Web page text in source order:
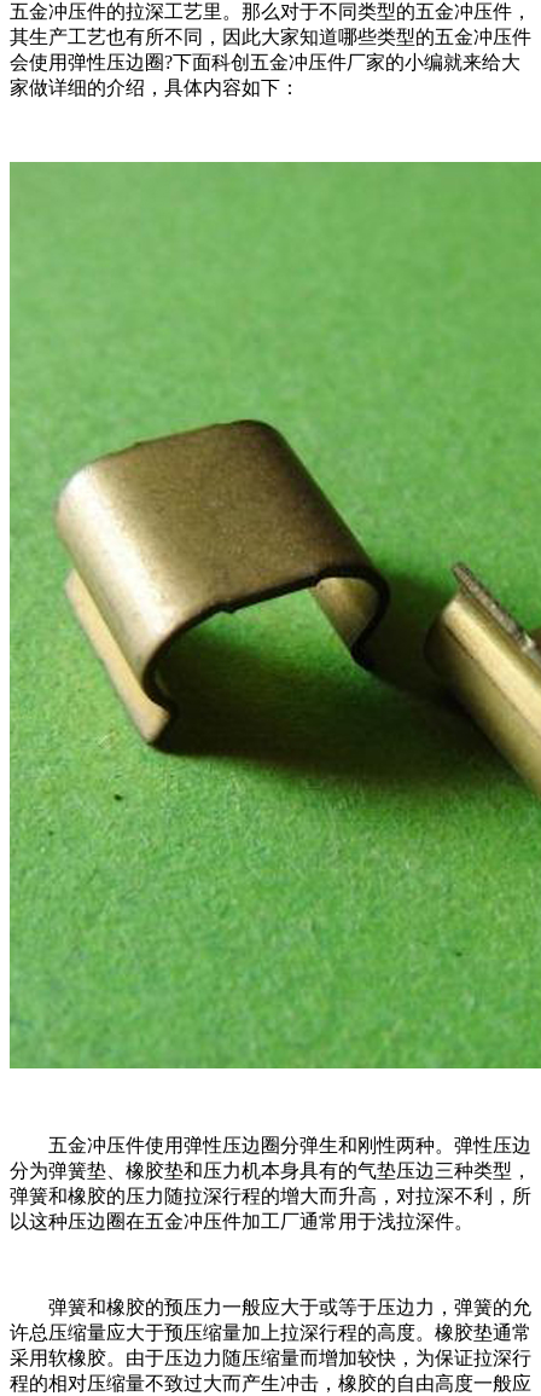
五金冲压件的拉深工艺里。那么对于不同类型的五金冲压件，
其生产工艺也有所不同，因此大家知道哪些类型的五金冲压件
会使用弹性压边圈?下面科创五金冲压件厂家的小编就来给大
家做详细的介绍，具体内容如下：
五金冲压件使用弹性压边圈分弹生和刚性两种。弹性压边
分为弹簧垫、橡胶垫和压力机本身具有的气垫压边三种类型，
弹簧和橡胶的压力随拉深行程的增大而升高，对拉深不利，所
以这种压边圈在五金冲压件加工厂通常用于浅拉深件。
弹簧和橡胶的预压力一般应大于或等于压边力，弹簧的允
许总压缩量应大于预压缩量加上拉深行程的高度。橡胶垫通常
采用软橡胶。由于压边力随压缩量而增加较快，为保证拉深行
程的相对压缩量不致过大而产生冲击，橡胶的自由高度一般应